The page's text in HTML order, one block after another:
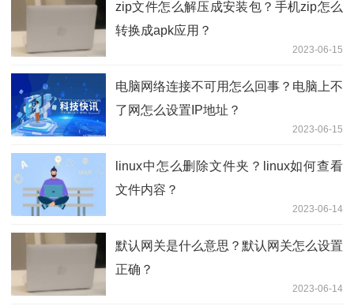
zip文件怎么解压成安装包？手机zip怎么
转换成apk应用？
2023-06-15
电脑网络连接不可用怎么回事？电脑上不
了网怎么设置IP地址？
2023-06-15
linux中怎么删除文件夹？linux如何查看
文件内容？
2023-06-14
默认网关是什么意思？默认网关怎么设置
正确？
2023-06-14